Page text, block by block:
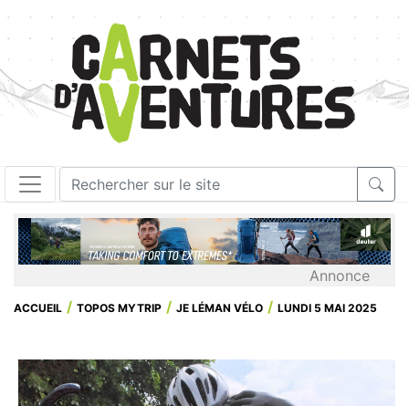
Annonce
ACCUEIL TOPOS MYTRIP JE LÉMAN VÉLO LUNDI 5 MAI 2025